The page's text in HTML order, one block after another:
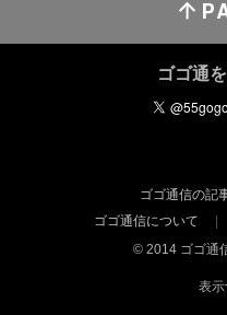
ゴゴ通
ゴゴ通信の記
ゴゴ通信について
© 2014 ゴゴ通
表示